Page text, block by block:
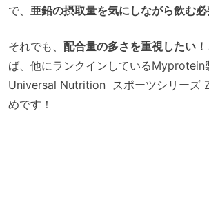
で、 亜鉛の摂取量を気にしながら飲む
それでも、 配合量の多さを重視したい
ば、他にランクインしているMyprotein
Universal Nutrition スポーツシリーズ
めです！